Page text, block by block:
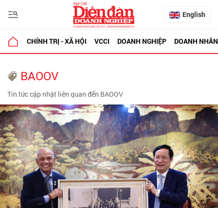
English
CHÍNH TRỊ - XÃ HỘI VCCI DOANH NGHIỆP DOANH NHÂN
BAOOV
Tin tức cập nhật liên quan đến BAOOV